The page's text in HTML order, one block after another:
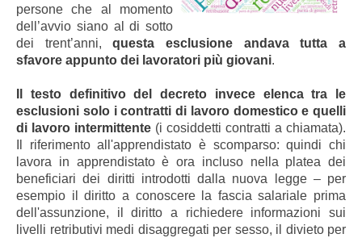
persone che al momento
dell’avvio siano al di sotto
dei trent’anni,questa esclusione andava tutta a
sfavore appunto dei lavoratori più giovani.
Il testo definitivo del decreto invece elenca tra le
esclusioni solo i contratti di lavoro domestico e quelli
di lavoro intermittente (i cosiddetti contratti a chiamata).
Il riferimento all'apprendistato è scomparso: quindi chi
lavora in apprendistato è ora incluso nella platea dei
beneficiari dei diritti introdotti dalla nuova legge – per
esempio il diritto a conoscere la fascia salariale prima
dell'assunzione, il diritto a richiedere informazioni sui
livelli retributivi medi disaggregati per sesso, il divieto per